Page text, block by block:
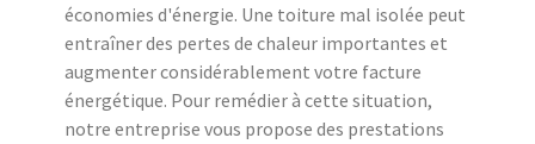
économies d'énergie. Une toiture mal isolée peut
entraîner des pertes de chaleur importantes et
augmenter considérablement votre facture
énergétique. Pour remédier à cette situation,
notre entreprise vous propose des prestations